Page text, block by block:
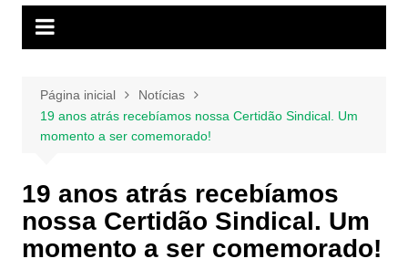
Página inicial
Notícias
19 anos atrás recebíamos nossa Certidão Sindical. Um
momento a ser comemorado!
19 anos atrás recebíamos
nossa Certidão Sindical. Um
momento a ser comemorado!